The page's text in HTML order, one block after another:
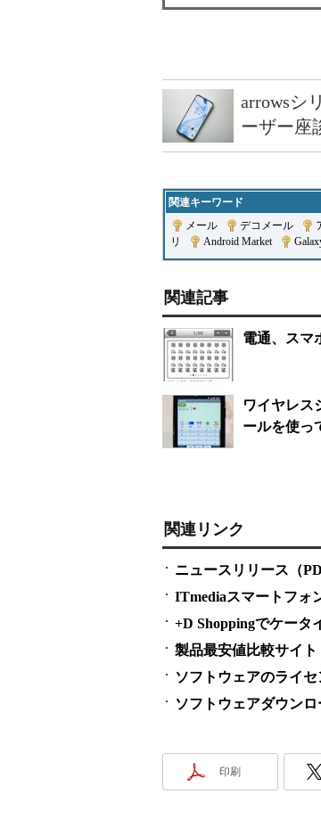
arrowsシ
ーザー座
関連キーワード
メール
デコメール
リ
Android Market|
関連記事
電通、スマ
ワイヤレス
ールを使っ
関連リンク
ニュースリリース（
ITmediaスマートフォ
+D Shoppingでケータ
製品最安値比較サイ
ソフトウェアのライ
ソフトウェアダウン
印刷